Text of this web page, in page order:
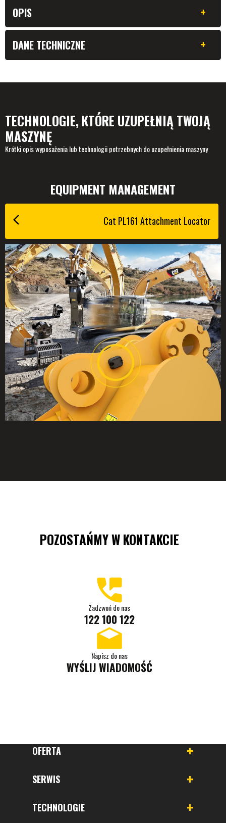
OPIS +
DANE TECHNICZNE +
TECHNOLOGIE, KTÓRE UZUPEŁNIĄ TWOJĄ
MASZYNĘ
Krótki opis wyposażenia lub technologii potrzebnych do uzupełnienia maszyny
EQUIPMENT MANAGEMENT
Cat PL161 Attachment Locator
POZOSTAŃMY W KONTAKCIE
Zadzwoń do nas
122 100 122
Napisz do nas
WYŚLIJ WIADOMOŚĆ
OFERTA
SERWIS
TECHNOLOGIE